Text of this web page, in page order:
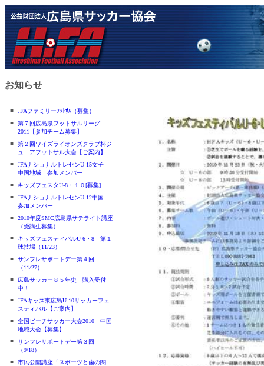
お知らせ
■
JFAファミリーﾌｯﾄｻﾙ（募集）
■
第７回広島県フットサルリーグ
2011【参加チーム募集】
■
第２回ワイズライオンズクラブ杯ジ
ュニアフットサル大会【ご案内】
■
JFAナショナルトレセンU-15女子
中国地域 参加メンバー
■
キッズフェスタU-8・１０[募集]
■
JFAナショナルトレセンU-12中国
参加メンバー
■
2010年度SMC広島県サテライト講座
（受講生募集）
■
キッズフェスティバルU-6・8 第１
球技場（11/23）
■
サンフレサポートデー第４回
（11/27）
■
広島サッカー８５年史 購入受付
中！
■
JFAキッズ東広島U-10サッカーフェ
スティバル【ご案内】
■
全国ビーチサッカー大会2010 中国
地域大会【募集】
■
サンフレサポートデー第３回
（9/18）
■
市民公開講座「スポーツと歯の関